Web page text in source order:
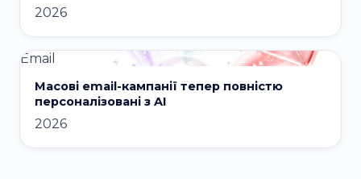
2026
Email
Масові email-кампанії тепер повністю
персоналізовані з AI
2026